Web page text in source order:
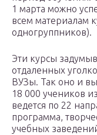
1 марта можно
всем материалам
одногруппников).
Эти курсы
отдаленных
ВУЗы. Так оно и
18 000 учеников
ведется по 22
программа,
учебных